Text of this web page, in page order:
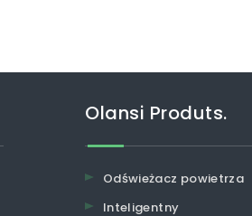
Olansi Produts.
Odświeżacz powietrza
Inteligentny